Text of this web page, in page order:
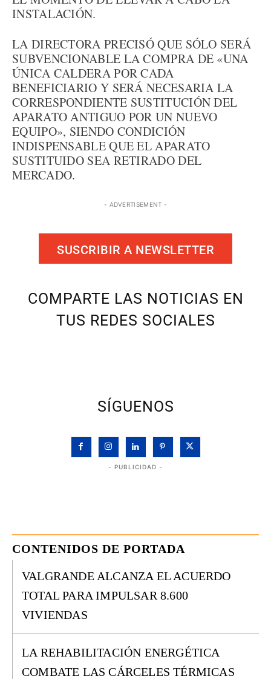
INSTALACIÓN.
LA DIRECTORA PRECISÓ QUE SÓLO SERÁ
SUBVENCIONABLE LA COMPRA DE «UNA
ÚNICA CALDERA POR CADA
BENEFICIARIO Y SERÁ NECESARIA LA
CORRESPONDIENTE SUSTITUCIÓN DEL
APARATO ANTIGUO POR UN NUEVO
EQUIPO», SIENDO CONDICIÓN
INDISPENSABLE QUE EL APARATO
SUSTITUIDO SEA RETIRADO DEL
MERCADO.
- ADVERTISEMENT -
SUSCRIBIR A NEWSLETTER
COMPARTE LAS NOTICIAS EN
TUS REDES SOCIALES
SÍGUENOS
- PUBLICIDAD -
CONTENIDOS DE PORTADA
VALGRANDE ALCANZA EL ACUERDO
TOTAL PARA IMPULSAR 8.600
VIVIENDAS
LA REHABILITACIÓN ENERGÉTICA
COMBATE LAS CÁRCELES TÉRMICAS